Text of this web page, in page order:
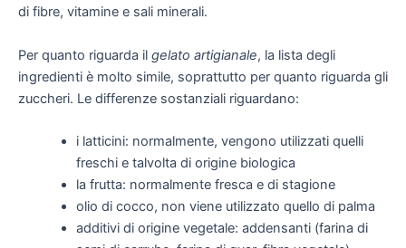
di fibre, vitamine e sali minerali.
Per quanto riguarda il gelato artigianale, la lista degli
ingredienti è molto simile, soprattutto per quanto riguarda gli
zuccheri. Le differenze sostanziali riguardano:
i latticini: normalmente, vengono utilizzati quelli
freschi e talvolta di origine biologica
la frutta: normalmente fresca e di stagione
olio di cocco, non viene utilizzato quello di palma
additivi di origine vegetale: addensanti (farina di